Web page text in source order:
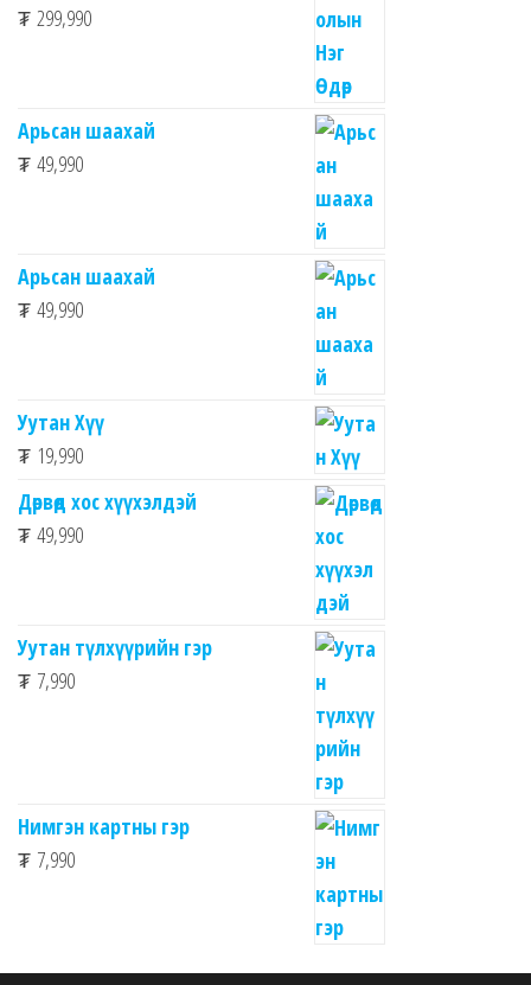
₮ 299,990
Арьсан шаахай
₮ 49,990
Арьсан шаахай
₮ 49,990
Уутан Хүү
₮ 19,990
Дөрвөд хос хүүхэлдэй
₮ 49,990
Уутан түлхүүрийн гэр
₮ 7,990
Нимгэн картны гэр
₮ 7,990